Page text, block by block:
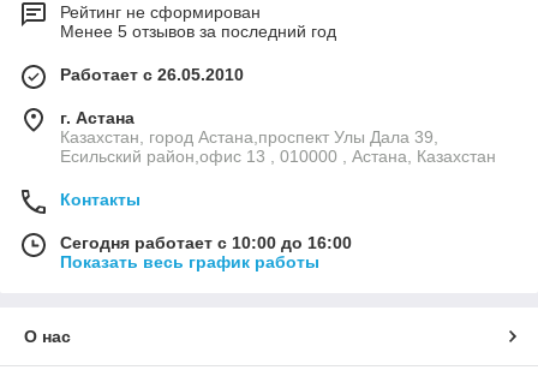
Рейтинг не сформирован
Менее 5 отзывов за последний год
Работает с 26.05.2010
г. Астана
Казахстан, город Астана,проспект Улы Дала 39,
Есильский район,офис 13 , 010000 , Астана, Казахстан
Контакты
Сегодня работает с 10:00 до 16:00
Показать весь график работы
О нас